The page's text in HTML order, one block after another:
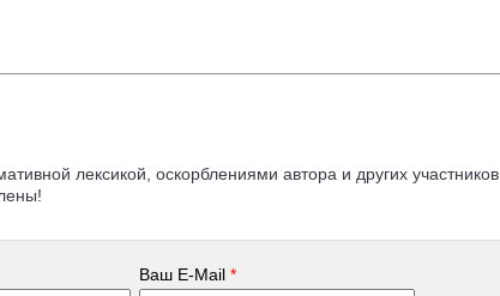
лексикой, оскорблениями автора и других участников
Ваш E-Mail*